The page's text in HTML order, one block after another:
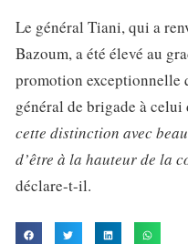
Le général Tiani, qui a
Bazoum, a été élevé au
promotion exceptionnelle
général de brigade à celui
cette distinction avec
d’être à la hauteur de la
déclare-t-il.